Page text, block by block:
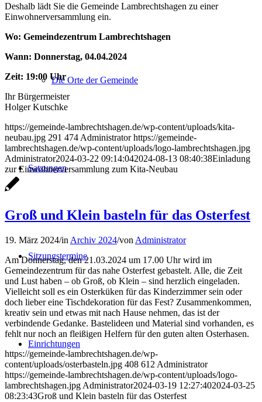
Die Orte der Gemeinde
Satzungen
Sitzungstermine
Einrichtungen
Deshalb lädt Sie die Gemeinde Lambrechtshagen zu einer
Einwohnerversammlung ein.
Wo: Gemeindezentrum Lambrechtshagen
Wann: Donnerstag, 04.04.2024
Zeit: 19:00 Uhr
Ihr Bürgermeister
Holger Kutschke
https://gemeinde-lambrechtshagen.de/wp-content/uploads/kita-
neubau.jpg 291 474 Administrator https://gemeinde-
lambrechtshagen.de/wp-content/uploads/logo-lambrechtshagen.jpg
Administrator2024-03-22 09:14:042024-08-13 08:40:38Einladung
zur Einwohnerversammlung zum Kita-Neubau
Groß und Klein basteln für das Osterfest
19. März 2024/in Archiv 2024/von Administrator
Am Donnerstag, den 21.03.2024 um 17.00 Uhr wird im
Gemeindezentrum für das nahe Osterfest gebastelt. Alle, die Zeit
und Lust haben – ob Groß, ob Klein – sind herzlich eingeladen.
Vielleicht soll es ein Osterküken für das Kinderzimmer sein oder
doch lieber eine Tischdekoration für das Fest? Zusammenkommen,
kreativ sein und etwas mit nach Hause nehmen, das ist der
verbindende Gedanke. Bastelideen und Material sind vorhanden, es
fehlt nur noch an fleißigen Helfern für den guten alten Osterhasen.
https://gemeinde-lambrechtshagen.de/wp-
content/uploads/osterbasteln.jpg 408 612 Administrator
https://gemeinde-lambrechtshagen.de/wp-content/uploads/logo-
lambrechtshagen.jpg Administrator2024-03-19 12:27:402024-03-25
08:23:43Groß und Klein basteln für das Osterfest